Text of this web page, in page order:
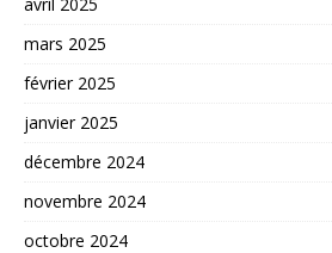
mars 2025
février 2025
janvier 2025
décembre 2024
novembre 2024
octobre 2024